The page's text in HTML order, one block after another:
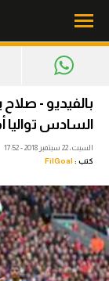
محتوى إخباري
الرئيسية
أخبار
مباريات
ميركاتو
فانتازي في الجول
بالفيديو -
السادس تواليا
السبت، 22 سبتمبر 2018 - 17:52
كتب : FilGoal